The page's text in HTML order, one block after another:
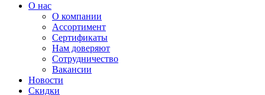
О нас
О компании
Ассортимент
Сертификаты
Нам доверяют
Сотрудничество
Вакансии
Новости
Скидки